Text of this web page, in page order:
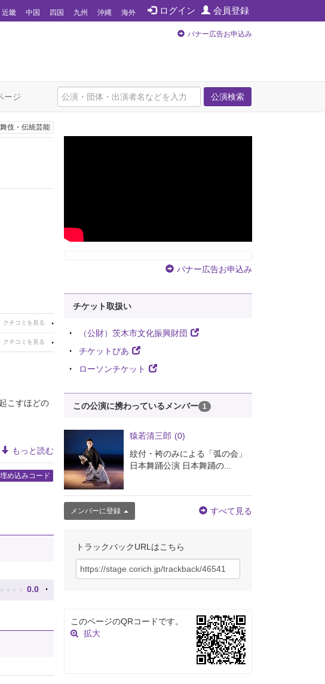
ログイン 会員登録
近畿 中国 四国 九州 沖縄 海外
バナー広告お申込み
公演検索
ージ
伎・伝統芸能
こすほどの
もっと読む
埋め込みコード
★ ★ ★ ★ 0.0
バナー広告お申込み
チケット取扱い
（公財）茨木市文化振興財団
チケットぴあ
ローソンチケット
この公演に携わっているメンバー 1
猿若清三郎 (0)
紋付・袴のみによる「弧の会」
日本舞踊公演 日本舞踊の...
メンバーに登録 すべて見る
トラックバックURLはこちら
このページのQRコードです。
拡大